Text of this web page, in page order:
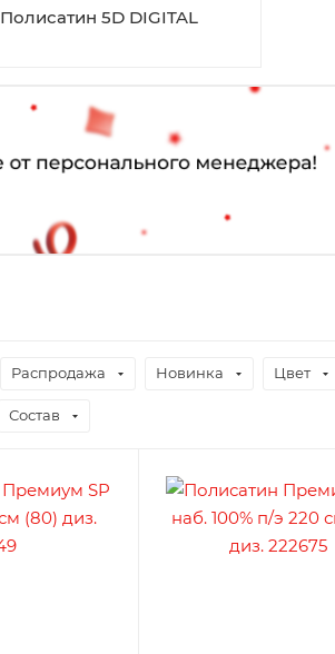
Полисатин 5D DIGITAL
Распродажа Новинка Цвет
Состав